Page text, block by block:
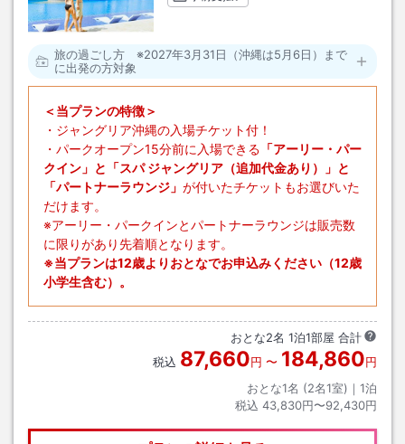
旅の過ごし方 ※2027年3月31日（沖縄は5月6日）まで
に出発の方対象
＜当プランの特徴＞
・ジャングリア沖縄の入場チケット付！
・パークオープン15分前に入場できる 「アーリー・パー
クイン」と「スパ ジャングリア（追加代金あり）」と
「パートナーラウンジ」 が付いたチケットもお選びいた
だけます。
※アーリー・パークインとパートナーラウンジは販売数
に限りがあり先着順となります。
※当プランは12歳よりおとなでお申込みください（12歳
小学生含む）。
おとな2名 1泊1部屋 合計
税込 87,660円 〜 184,860円
おとな1名 (2名1室)｜ 1泊
税込 43,830円〜92,430円